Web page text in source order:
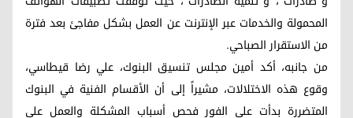
المحمولة والخدمات عبر الإنترنت عن العمل بشكل مفاجئ بعد فترة
من الاستقرار الصباحي.
من جانبه، أكد أمين مجلس تنسيق البنوك، علي رضا قيطاسي،
وقوع هذه الاختلالات، مشيراً إلى أن الأقسام الفنية في البنوك
المتضررة بدأت على الفور فحص أسباب المشكلة والعمل على